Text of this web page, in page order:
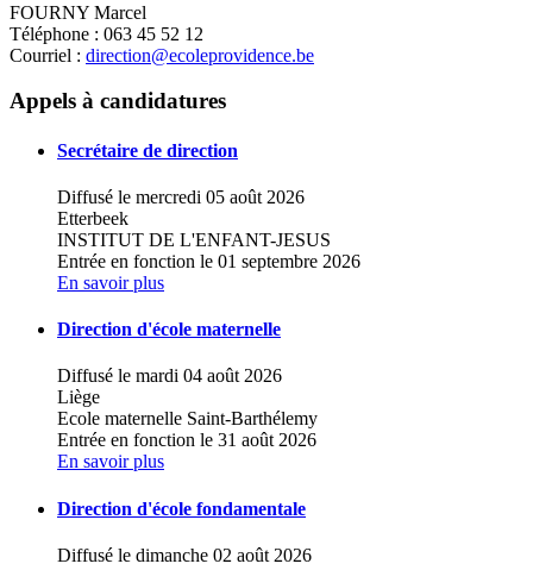
FOURNY Marcel
Téléphone : 063 45 52 12
Courriel : direction@ecoleprovidence.be
Institut de la Providence
+
Leaflet|Map data ©
Appels à candidatures
Secrétaire de direction
Diffusé le mercredi 05 août 2026
Etterbeek
INSTITUT DE L'ENFANT-JESUS
Entrée en fonction le 01 septembre 2026
En savoir plus
Direction d'école maternelle
Diffusé le mardi 04 août 2026
Liège
Ecole maternelle Saint-Barthélemy
Entrée en fonction le 31 août 2026
En savoir plus
Direction d'école fondamentale
Diffusé le dimanche 02 août 2026